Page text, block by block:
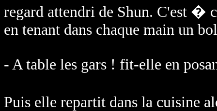
regard attendri de Shun. C'est �
en tenant dans chaque main un
- A table les gars ! fit-elle en
Puis elle repartit dans la cuisine